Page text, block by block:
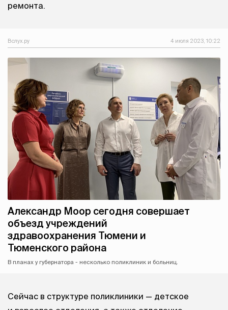
ремонта.
Вслух.ру 4 июля 2023, 10:22
Александр Моор сегодня совершает
объезд учреждений
здравоохранения Тюмени и
Тюменского района
В планах у губернатора - несколько поликлиник и больниц.
Сейчас в структуре поликлиники — детское